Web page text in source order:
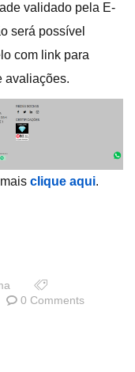
validado pela E-
será possível
com link para
avaliações.
clique aqui.
0 Comments